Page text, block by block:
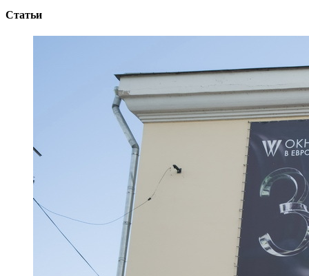
Статьи